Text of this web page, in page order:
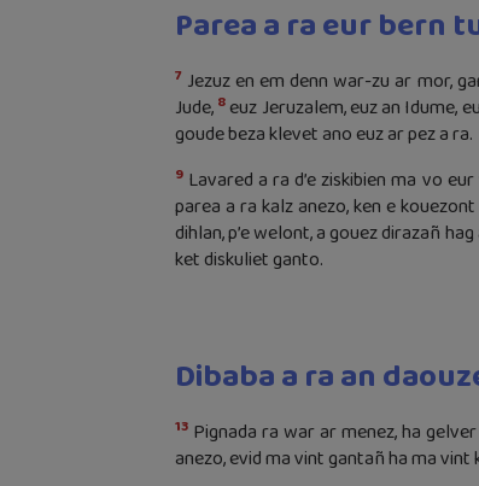
Parea a ra eur bern
7 Jezuz en em denn war-zu ar mor,
Jude, 8euz Jeruzalem, euz an Idume,
goude beza klevet ano euz ar pez a ra.
9Lavared a ra d’e ziskibien ma vo
parea a ra kalz anezo, ken e
dihlan, p’e welont, a gouez dirazañ
ket diskuliet ganto.
Dibaba a ra an
13 Pignada ra war ar menez, ha
anezo, evid ma vint gantañ ha ma vint